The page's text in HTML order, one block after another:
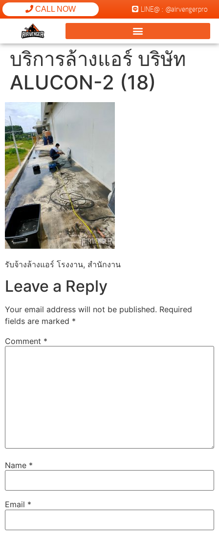
CALL NOW LINE@ : @airvengerpro
บริการล้างแอร์ บริษัท
ALUCON-2 (18)
รับจ้างล้างแอร์ โรงงาน, สำนักงาน
Leave a Reply
Your email address will not be published. Required
fields are marked *
Comment *
Name *
Email *